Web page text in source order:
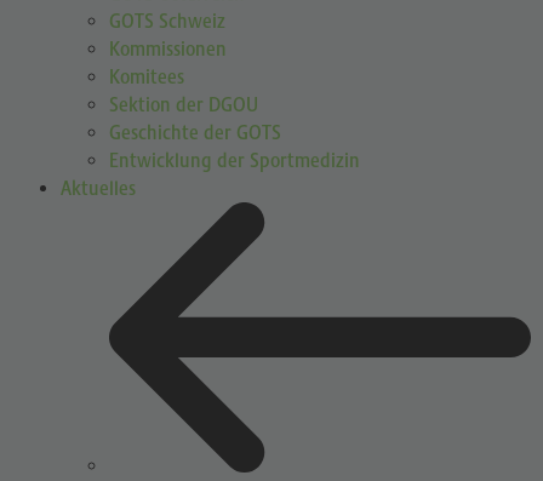
GOTS Schweiz
Kommissionen
Komitees
Sektion der DGOU
Geschichte der GOTS
Entwicklung der Sportmedizin
Aktuelles